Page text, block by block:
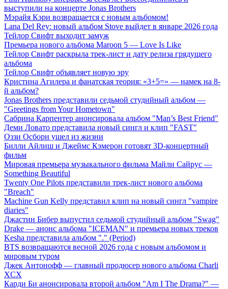
выступили на концерте Jonas Brothers
Мэрайя Кэри возвращается с новым альбомом!
Lana Del Rey: новый альбом Stove выйдет в январе 2026 года
Тейлор Свифт выходит замуж
Премьера нового альбома Maroon 5 — Love Is Like
Тейлор Свифт раскрыла трек-лист и дату релиза грядущего
альбома
Тейлор Свифт объявляет новую эру
Кристина Агилера и фанатская теория: «3+5=» — намек на 8-
й альбом?
Jonas Brothers представили седьмой студийный альбом —
"Greetings from Your Hometown"
Сабрина Карпентер анонсировала альбом "Man’s Best Friend"
Деми Ловато представила новый сингл и клип "FAST"
Оззи Осборн ушел из жизни
Билли Айлиш и Джеймс Кэмерон готовят 3D-концертный
фильм
Мировая премьера музыкального фильма Майли Сайрус —
Something Beautiful
Twenty One Pilots представили трек-лист нового альбома
"Breach"
Machine Gun Kelly представил клип на новый сингл "vampire
diaries"
Джастин Бибер выпустил седьмой студийный альбом "Swag"
Drake — анонс альбома "ICEMAN" и премьера новых треков
Kesha представила альбом "." (Period)
BTS возвращаются весной 2026 года с новым альбомом и
мировым туром
Джек Антонофф — главный продюсер нового альбома Charli
XCX
Карди Би анонсировала второй альбом "Am I The Drama?" —